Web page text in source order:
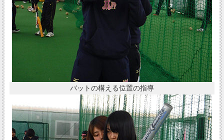
バットの構える位置の指導